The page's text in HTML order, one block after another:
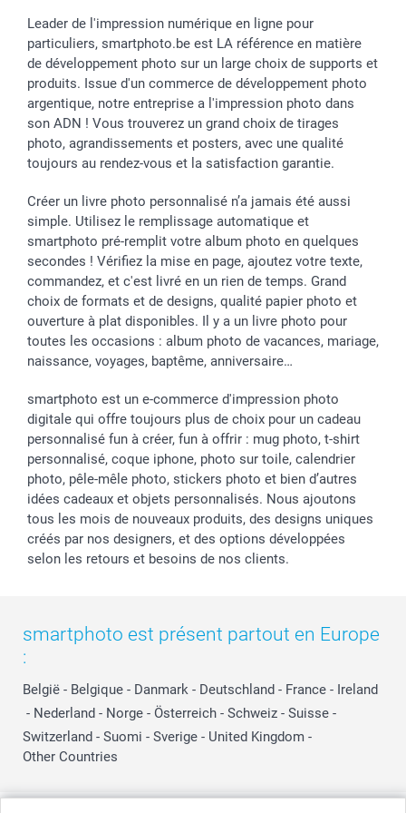
Calendrier photos & Agendas photo
Dénicheur d'idées cadeau
Toussaint
Rentrée des classes
Communion
Saint-Valentin
Vacances
Plaintes
Conditions générales
Vie privée
Gestion des cookies
Tarifs
Investisseurs
Droit de rétractation
smartfriends
Modes de paiement
Modes de livraison
Grandes Quantités
Statut de ma commande
Leader de l'impression numérique en ligne pour
particuliers, smartphoto.be est LA référence en matière
de développement photo sur un large choix de supports et
produits. Issue d'un commerce de développement photo
argentique, notre entreprise a l'impression photo dans
son ADN ! Vous trouverez un grand choix de tirages
photo, agrandissements et posters, avec une qualité
toujours au rendez-vous et la satisfaction garantie.
Créer un livre photo personnalisé n’a jamais été aussi
simple. Utilisez le remplissage automatique et
smartphoto pré-remplit votre album photo en quelques
secondes ! Vérifiez la mise en page, ajoutez votre texte,
commandez, et c'est livré en un rien de temps. Grand
choix de formats et de designs, qualité papier photo et
ouverture à plat disponibles. Il y a un livre photo pour
toutes les occasions : album photo de vacances, mariage,
naissance, voyages, baptême, anniversaire…
smartphoto est un e-commerce d'impression photo
digitale qui offre toujours plus de choix pour un cadeau
personnalisé fun à créer, fun à offrir : mug photo, t-shirt
personnalisé, coque iphone, photo sur toile, calendrier
photo, pêle-mêle photo, stickers photo et bien d’autres
idées cadeaux et objets personnalisés. Nous ajoutons
tous les mois de nouveaux produits, des designs uniques
créés par nos designers, et des options développées
selon les retours et besoins de nos clients.
smartphoto est présent partout en Europe
:
België - Belgique - Danmark - Deutschland - France - Ireland
- Nederland - Norge - Österreich - Schweiz - Suisse -
Switzerland - Suomi - Sverige - United Kingdom -
Other Countries